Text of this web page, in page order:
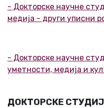
ДОКТОРСКЕ
- Докторске научне
медија - други уписни
- Докторске научне
уметности, медија и